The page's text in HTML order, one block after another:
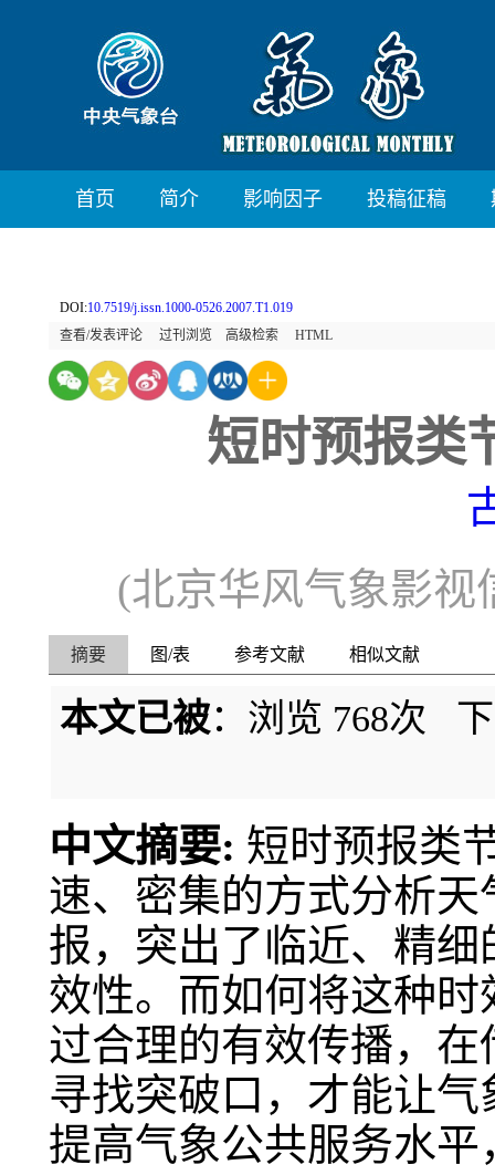
首页 简介 影响因子 投稿征稿
DOI:10.7519/j.issn.1000-0526.2007.T1.019
查看/发表评论
过刊浏览 高级检索 HTML
短时预报类
(北京华风气象影视
摘要 图/表 参考文献 相似文献
本文已被：浏览 768次
中文摘要: 短时预报类
速、密集的方式分析
报，突出了临近、精
效性。而如何将这种
过合理的有效传播，
寻找突破口，才能让
提高气象公共服务水